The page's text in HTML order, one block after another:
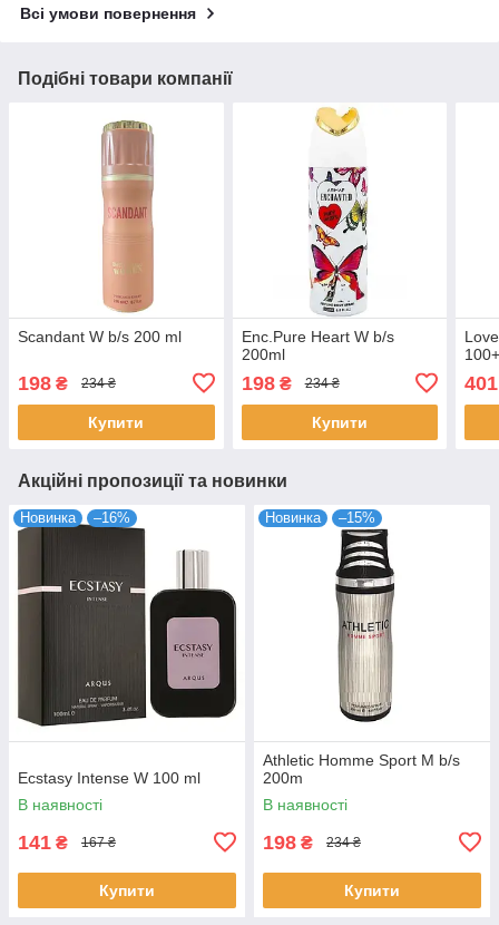
Всі умови повернення
Подібні товари компанії
Scandant W b/s 200 ml
198 ₴ 234 ₴
Купити
Enc.Pure Heart W b/s
200ml
198₴ 234 ₴
Купити
401
Акційні пропозиції та новинки
Новинка –16%
Ecstasy Intense W 100 ml
В наявності
141 ₴ 167 ₴
Купити
Новинка –15%
Athletic Homme Sport M b/s
200m
В наявності
198 ₴ 234 ₴
Купити